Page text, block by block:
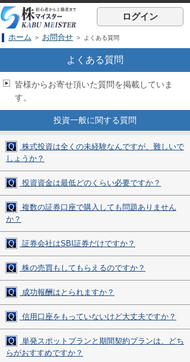
ログイン
ホーム > お問合せ > よくある質問
よくある質問
皆様からお寄せ頂いた質問を掲載していま
す。
投資一般に関する質問
Q
株式投資は全くの未経験なんですが、難しいで
しょうか？
Q 投資資金は最低どのくらい必要ですか？
Q
複数の証券口座で購入しても問題ありません
か？
Q 証券会社はSBI証券だけですか？
Q 株の売買もしてもらえるのですか？
Q 成功報酬はとられますか？
Q 信用口座をもっていないけど大丈夫ですか？
Q
単発スポットプランと期間契約プランは、どち
らがおすすめですか？